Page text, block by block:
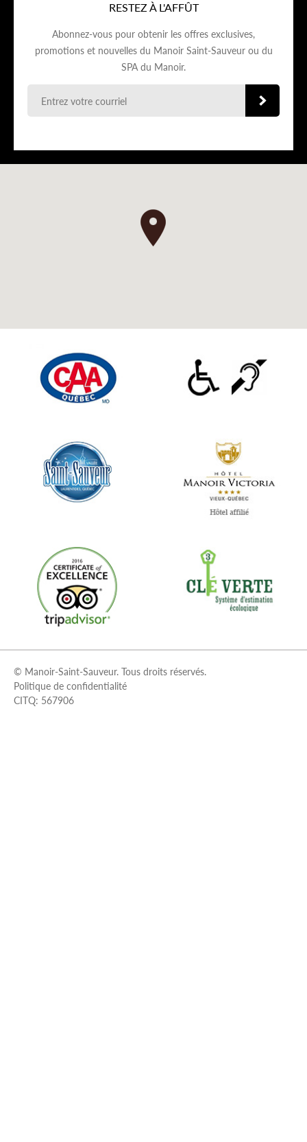
RESTEZ À L'AFFÛT
Abonnez-vous pour obtenir les offres exclusives,
promotions et nouvelles du Manoir Saint-Sauveur ou du
SPA du Manoir.
© Manoir-Saint-Sauveur. Tous droits réservés.
Politique de confidentialité
CITQ: 567906